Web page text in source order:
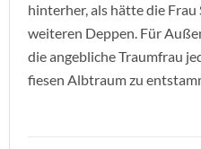
hinterher, als hätte die Frau
weiteren Deppen. Für
die angebliche Traumfrau
fiesen Albtraum zu